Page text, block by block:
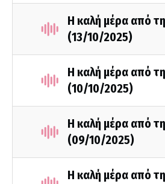
Η καλή μέρα από
(13/10/2025)
Η καλή μέρα από
(10/10/2025)
Η καλή μέρα από
(09/10/2025)
Η καλή μέρα από